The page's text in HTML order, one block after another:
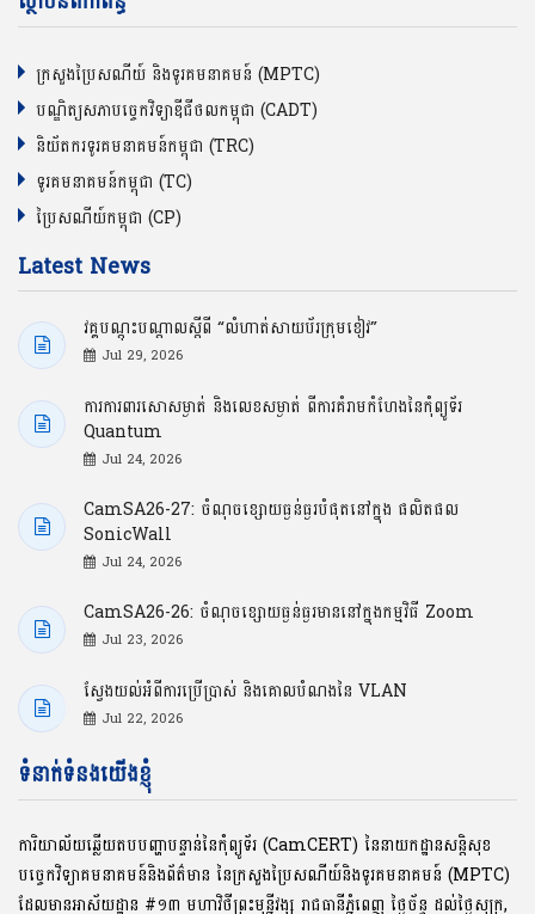
ក្រសួងប្រៃសណីយ៍ និងទូរគមនាគមន៍ (MPTC)
បណ្ឌិត្យសភាបច្ចេកវិទ្យាឌីជីថលកម្ពុជា (CADT)
និយ័តករទូរគមនាគមន៍កម្ពុជា (TRC)
ទូរគមនាគមន៍កម្ពុជា (TC)
ប្រៃសណីយ៍កម្ពុជា (CP)
Latest News
វគ្គបណ្ដុះបណ្ដាលស្ដីពី “លំហាត់សាយប័រក្រុមខៀវ”
Jul 29, 2026
ការការពារសោសម្ងាត់ និងលេខសម្ងាត់ ពីការគំរាមកំហែងនៃកុំព្យូទ័រ
Quantum
Jul 24, 2026
CamSA26-27: ចំណុចខ្សោយធ្ងន់ធ្ងរបំផុតនៅក្នុង ផលិតផល
SonicWall
Jul 24, 2026
CamSA26-26: ចំណុចខ្សោយធ្ងន់ធ្ងរមាននៅក្នុងកម្មវិធី Zoom
Jul 23, 2026
ស្វែងយល់អំពីការប្រើប្រាស់ និងគោលបំណងនៃ VLAN
Jul 22, 2026
ទំនាក់ទំនងយើងខ្ញុំ
ការិយាល័យឆ្លើយតបបញ្ហាបន្ទាន់នៃកុំព្យូទ័រ (CamCERT) នៃនាយកដ្ឋានសន្តិសុខ
បច្ចេកវិទ្យាគមនាគមន៍និងព័ត៌មាន នៃក្រសួងប្រៃសណីយ៍និងទូរគមនាគមន៍ (MPTC)
ដែលមានអាស័យដ្ឋាន #១៣ មហាវិថីព្រះមុនី្នវង្ស រាជធានីភ្នំពេញ ថ្ងៃច័ន្ទ ដល់ថ្ងៃសុក្រ,